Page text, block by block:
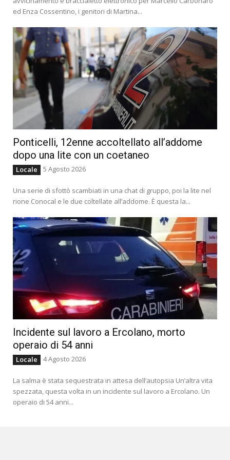
ed Enza Cossentino, i genitori di Martina...
Ponticelli, 12enne accoltellato all’addome
dopo una lite con un coetaneo
Locale 5 Agosto 2026
Una serie di sfottò scambiati in una chat di gruppo, poi la lite nel
rione Conocal e le due coltellate all’addome. È questa la...
Incidente sul lavoro a Ercolano, morto
operaio di 54 anni
Locale 4 Agosto 2026
La salma è stata sequestrata in attesa dell’autopsia Un’altra vita
spezzata, questa volta in un incidente sul lavoro a Ercolano. Un
operaio di 54 anni...